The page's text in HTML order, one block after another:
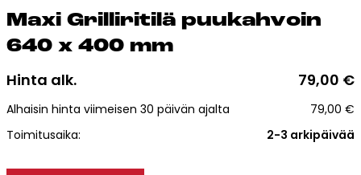
Kotikäynti
Julkisivutiilet
Tiililaatat
Tiilimuurauskannakejärjestelmät
Ma­xi Gril­li­ri­ti­lä puu­kah­voin
640 x 400 mm
Hinta alk. 79,00 €
Alhaisin hinta viimeisen 30 päivän ajalta 79,00 €
Toimitusaika:
2-3 arkipäivää